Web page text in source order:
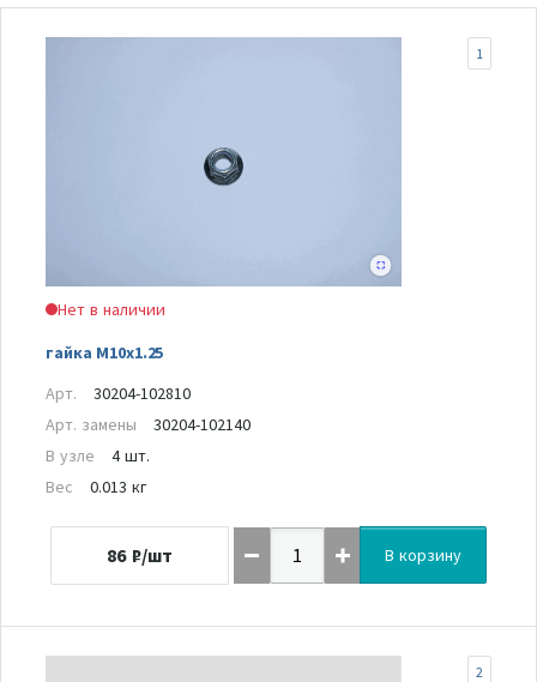
Нет в наличии
гайка M10x1.25
1
Арт.
30204-102810
Арт. замены
30204-102140
В узле
4 шт.
Вес
0.013 кг
86 ₽/шт В корзину
2